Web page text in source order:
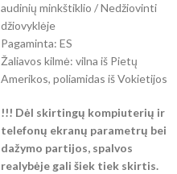
audinių minkštiklio / Nedžiovinti
džiovyklėje
Pagaminta: ES
Žaliavos kilmė: vilna iš Pietų
Amerikos, poliamidas iš Vokietijos
!!! Dėl skirtingų kompiuterių ir
telefonų ekranų parametrų bei
dažymo partijos, spalvos
realybėje gali šiek tiek skirtis.